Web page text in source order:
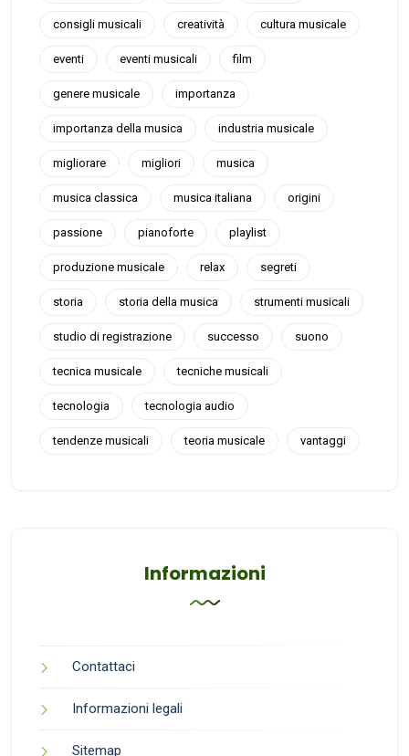
consigli musicali creatività cultura musicale
eventi eventi musicali film
genere musicale importanza
importanza della musica industria musicale
migliorare migliori musica
musica classica musica italiana origini
passione pianoforte playlist
produzione musicale relax segreti
storia storia della musica strumenti musicali
studio di registrazione successo suono
tecnica musicale tecniche musicali
tecnologia tecnologia audio
tendenze musicali teoria musicale vantaggi
Informazioni
Contattaci
Informazioni legali
Sitemap